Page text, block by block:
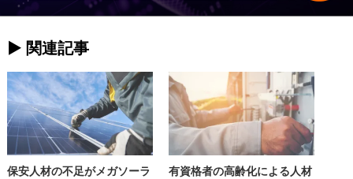
► 関連記事
保安人材の不足がメガソーラ
有資格者の高齢化による人材